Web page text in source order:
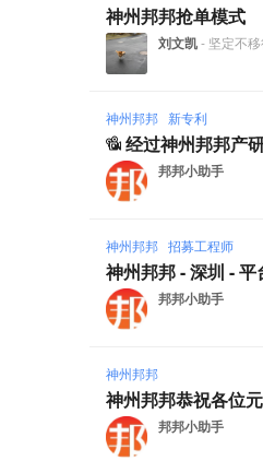
神州邦邦抢单模式
刘文凯- 坚定不
神州邦邦 新专利
经过神州邦邦产
邦邦小助手
神州邦邦 招募工程师
神州邦邦 - 深圳 -
邦邦小助手
神州邦邦
神州邦邦恭祝各位
邦邦小助手